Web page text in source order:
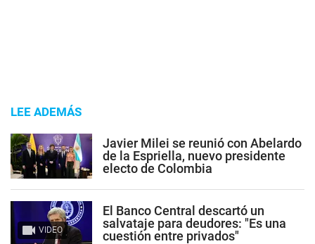
LEE ADEMÁS
Javier Milei se reunió con Abelardo
de la Espriella, nuevo presidente
electo de Colombia
VIDEO
El Banco Central descartó un
salvataje para deudores: "Es una
cuestión entre privados"